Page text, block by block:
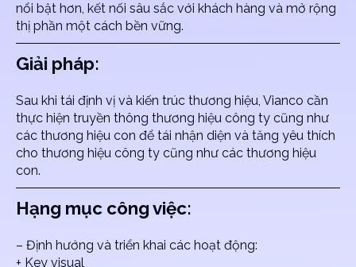
nổi bật hơn, kết nối sâu sắc với khách hàng và mở rộng
thị phần một cách bền vững.
Giải pháp:
Sau khi tái định vị và kiến trúc thương hiệu, Vianco cần
thực hiện truyền thông thương hiệu công ty cũng như
các thương hiệu con để tái nhận diện và tăng yêu thích
cho thương hiệu công ty cũng như các thương hiệu
con.
Hạng mục công việc:
– Định hướng và triển khai các hoạt động:
+ Key visual